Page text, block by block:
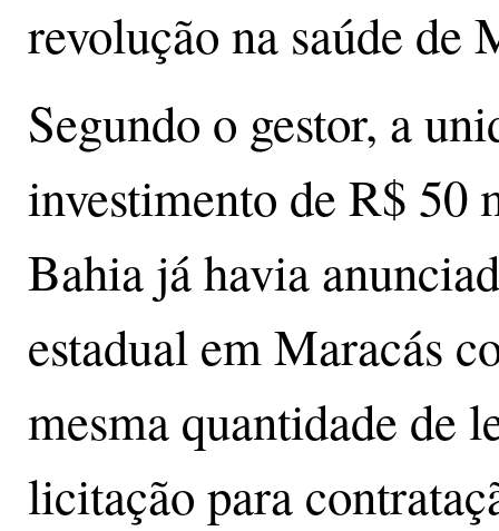
revolução na saúde de
Segundo o gestor, a
investimento de R$ 50
Bahia já havia
estadual em Maracás
mesma quantidade de
licitação para